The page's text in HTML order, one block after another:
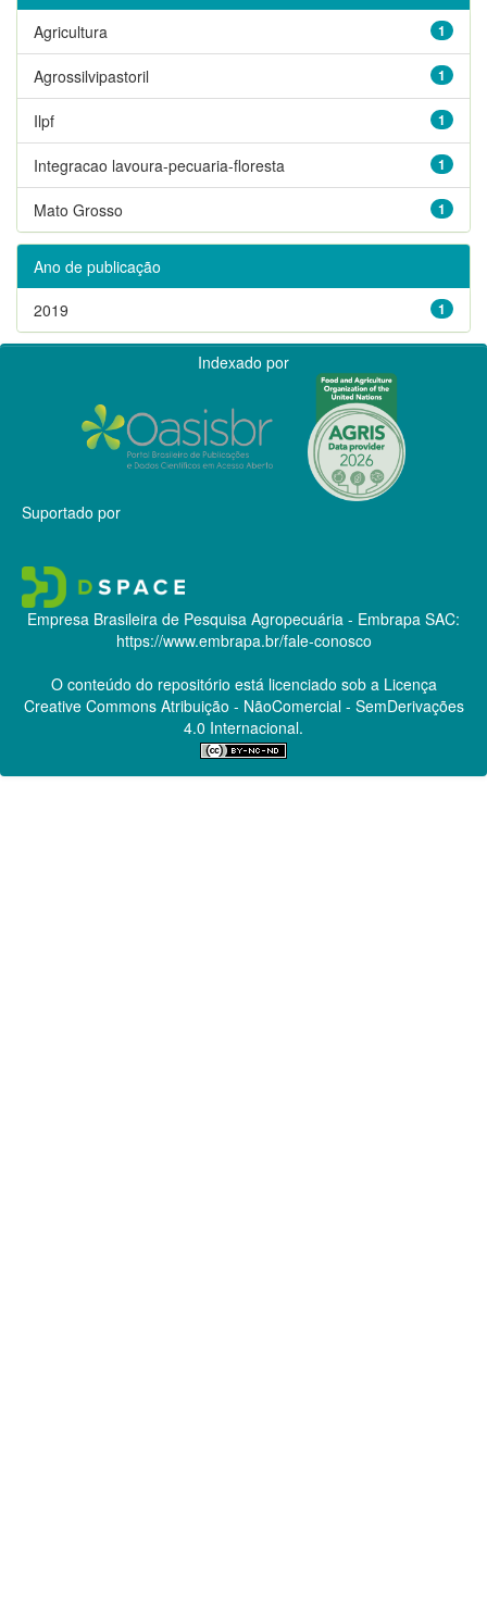
1
Agricultura
1
Agrossilvipastoril
1
Ilpf
1
Integracao lavoura-pecuaria-floresta
1
Mato Grosso
Ano de publicação
1
2019
Indexado por
Suportado por
Empresa Brasileira de Pesquisa Agropecuária - Embrapa SAC:
https://www.embrapa.br/fale-conosco
O conteúdo do repositório está licenciado sob a Licença
Creative CommonsAtribuição - NãoComercial - SemDerivações
4.0 Internacional.